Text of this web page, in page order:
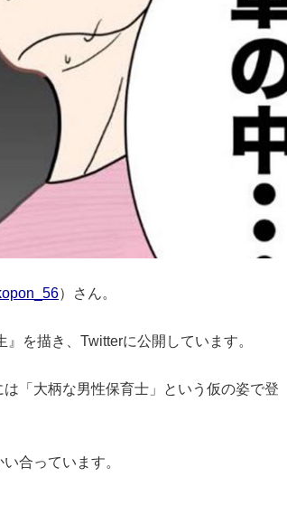
）さん。
を描き、Twitterに公開しています。
「大柄な男性保育士」という仮の姿で登
合っています。